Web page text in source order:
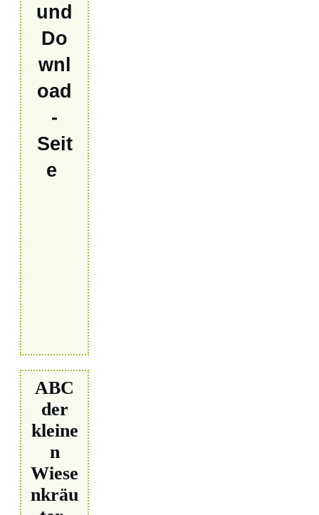
und
Do
wnl
oad
-
Seit
e
ABC
der
kleine
n
Wiese
nkräu